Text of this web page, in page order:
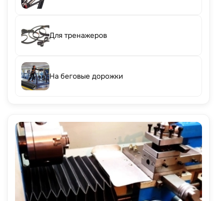
Для тренажеров
На беговые дорожки